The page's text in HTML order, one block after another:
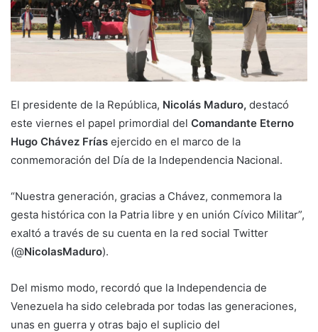
El presidente de la República, Nicolás Maduro, destacó
este viernes el papel primordial del Comandante Eterno
Hugo Chávez Frías ejercido en el marco de la
conmemoración del Día de la Independencia Nacional.
“Nuestra generación, gracias a Chávez, conmemora la
gesta histórica con la Patria libre y en unión Cívico Militar”,
exaltó a través de su cuenta en la red social Twitter
(@NicolasMaduro).
Del mismo modo, recordó que la Independencia de
Venezuela ha sido celebrada por todas las generaciones,
unas en guerra y otras bajo el suplicio del